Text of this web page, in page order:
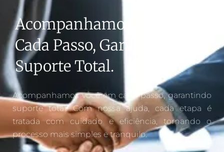
Acompanhamos Você Em
Cada Passo, Garantindo
Suporte Total.
Acompanhamos você em cada passo, garantindo
suporte total. Com nossa ajuda, cada etapa é
tratada com cuidado e eficiência, tornando o
processo mais simples e tranquilo.